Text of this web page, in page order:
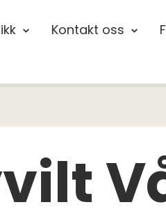
Kontakt oss